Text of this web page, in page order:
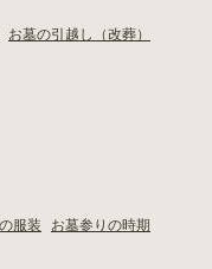
お墓の引越し（改葬）
服装
お墓参りの時期